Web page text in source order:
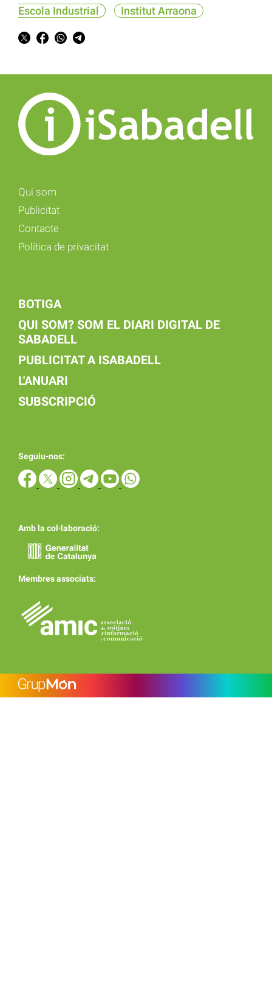
Escola Industrial
Institut Arraona
Qui som
Publicitat
Contacte
Política de privacitat
BOTIGA
QUI SOM? SOM EL DIARI DIGITAL DE
SABADELL
PUBLICITAT A ISABADELL
L'ANUARI
SUBSCRIPCIÓ
Seguiu-nos:
Amb la col·laboració:
Membres associats: